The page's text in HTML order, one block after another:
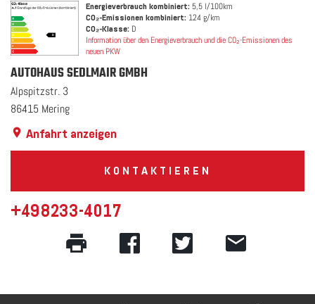
Energieverbrauch kombiniert: 5,5 l/100km
CO₂-Emissionen kombiniert: 124 g/km
CO₂-Klasse: D
Information über den Energieverbrauch und die CO₂-Emissionen des
neuen PKW
AUTOHAUS SEDLMAIR GMBH
Alpspitzstr. 3
86415 Mering
Anfahrt anzeigen
KONTAKTIEREN
+498233-4017